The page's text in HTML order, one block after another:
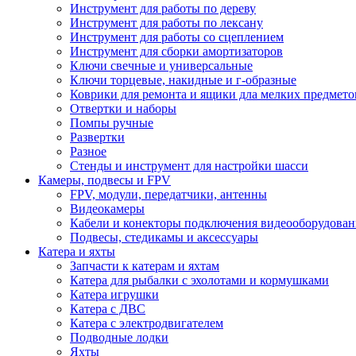
Инструмент для работы по дереву
Инструмент для работы по лексану
Инструмент для работы со сцеплением
Инструмент для сборки амортизаторов
Ключи свечные и универсальные
Ключи торцевые, накидные и г-образные
Коврики для ремонта и ящики дла мелких
Отвертки и наборы
Помпы ручные
Развертки
Разное
Стенды и инструмент для настройки шасси
Камеры, подвесы и FPV
FPV, модули, передатчики, антенны
Видеокамеры
Кабели и конекторы подключения
Подвесы, стедикамы и аксессуары
Катера и яхты
Запчасти к катерам и яхтам
Катера для рыбалки с эхолотами и кормушками
Катера игрушки
Катера с ДВС
Катера с электродвигателем
Подводные лодки
Яхты